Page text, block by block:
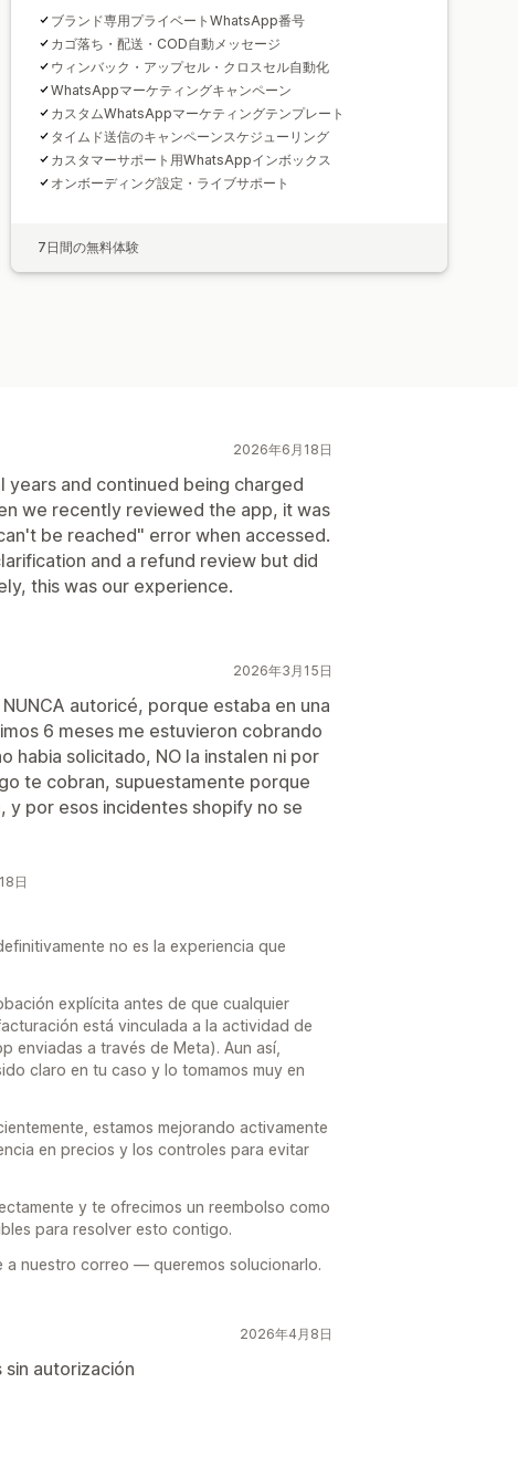
ブランド専用プライベートWhatsApp番号
カゴ落ち・配送・COD自動メッセージ
ウィンバック・アップセル・クロスセル自動化
WhatsAppマーケティングキャンペーン
カスタムWhatsAppマーケティングテンプレート
タイムド送信のキャンペーンスケジューリング
カスタマーサポート用WhatsAppインボックス
オンボーディング設定・ライブサポート
7日間の無料体験
2026年6月18日
years and continued being charged
we recently reviewed the app, it was
be reached" error when accessed.
and a refund review but did
this was our experience.
2026年3月15日
autoricé, porque estaba en una
6 meses me estuvieron cobrando
habia solicitado, NO la instalen ni por
te cobran, supuestamente porque
y por esos incidentes shopify no se
日
no es la experiencia que
explícita antes de que cualquier
está vinculada a la actividad de
enviadas a través de Meta). Aun así,
claro en tu caso y lo tomamos muy en
estamos mejorando activamente
en precios y los controles para evitar
y te ofrecimos un reembolso como
para resolver esto contigo.
nuestro correo — queremos solucionarlo.
2026年4月8日
autorización